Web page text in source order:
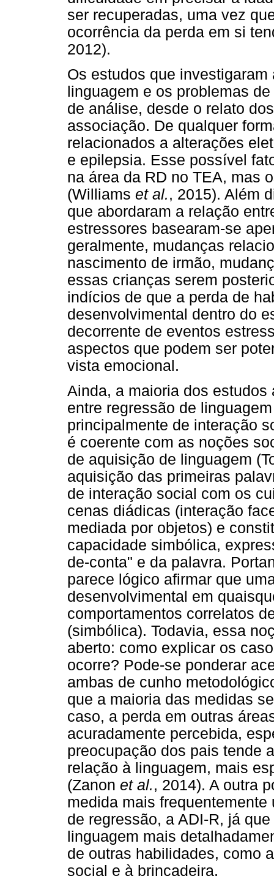
ser recuperadas, uma vez
ocorrência da perda em si
2012).
Os estudos que
linguagem e os problemas
de análise, desde o relato
associação. De qualquer
relacionados a alterações
e epilepsia. Esse possível
na área da RD no TEA, mas
(Williams et al., 2015). Além
que abordaram a relação
estressores basearam-se
geralmente, mudanças
nascimento de irmão,
essas crianças serem
indícios de que a perda de
desenvolvimental dentro do
decorrente de eventos
aspectos que podem ser
vista emocional.
Ainda, a maioria dos
entre regressão de
principalmente de interação
é coerente com as noções
de aquisição de linguagem
aquisição das primeiras
de interação social com os
cenas diádicas (interação
mediada por objetos) e
capacidade simbólica,
de-conta" e da palavra.
parece lógico afirmar que
desenvolvimental em
comportamentos correlatos
(simbólica). Todavia, essa
aberto: como explicar os
ocorre? Pode-se ponderar
ambas de cunho
que a maioria das medidas
caso, a perda em outras
acuradamente percebida,
preocupação dos pais tende
relação à linguagem, mais
(Zanon et al., 2014). A outra
medida mais
de regressão, a ADI-R, já
linguagem mais
de outras habilidades, como
social e à brincadeira.